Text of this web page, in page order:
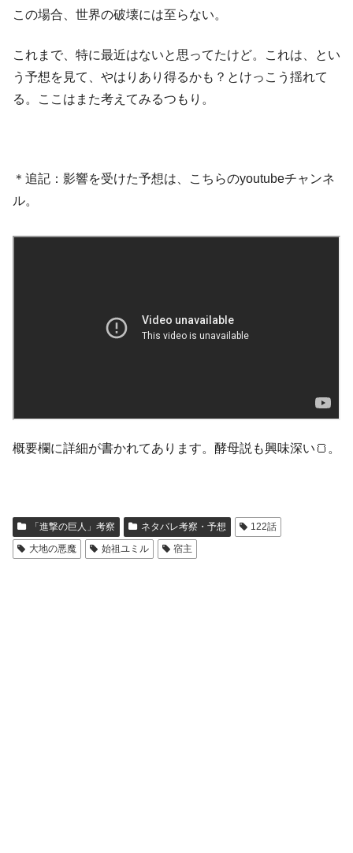
この場合、世界の破壊には至らない。
これまで、特に最近はないと思ってたけど。これは、とい
う予想を見て、やはりあり得るかも？とけっこう揺れて
る。ここはまた考えてみるつもり。
＊追記：影響を受けた予想は、こちらのyoutubeチャンネ
ル。
概要欄に詳細が書かれてあります。酵母説も興味深い🍞。
「進撃の巨人」考察 ネタバレ考察・予想
122話
大地の悪魔
始祖ユミル 宿主